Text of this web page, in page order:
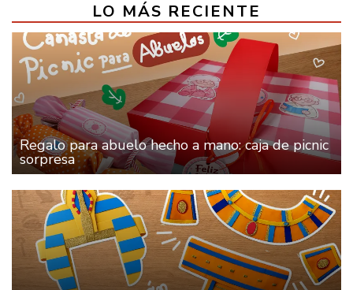
LO MÁS RECIENTE
Regalo para abuelo hecho a mano: caja de picnic
sorpresa